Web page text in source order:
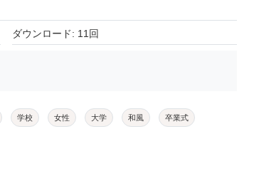
ダウンロード: 11回
学校 女性 大学 和風 卒業式